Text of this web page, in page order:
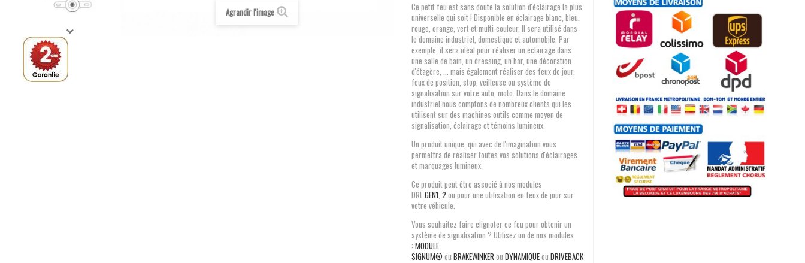
Agrandir l'image
Ce petit feu est sans doute la solution d'éclairage la plus
universelle qui soit ! Disponible en éclairage blanc, bleu,
rouge, orange, vert et multi-couleur, Il sera utilisé dans
le domaine industriel, domestique et automobile. Par
exemple, il sera idéal pour réaliser un éclairage dans
une salle de bain, un dressing, un bar, une décoration
d'étagère, ... mais également réaliser des feux de jour,
feux de position, stop, veilleuse ou système de
signalisation sur votre auto, moto. Dans le domaine
industriel nous comptons de nombreux clients qui les
utilisent sur des machines outils comme moyen de
signalisation, éclairage et témoins lumineux.
Un produit unique, qui avec de l'imagination vous
permettra de réaliser toutes vos solutions d'éclairages
et marquages lumineux.
Ce produit peut être associé à nos modules
DRLGEN1, 2 ou pour une utilisation en feux de jour sur
votre véhicule.
Vous souhaitez faire clignoter ce feu pour obtenir un
système de signalisation ? Utilisez un de nos modules
: MODULE
SIGNUM® ou BRAKEWINKERou DYNAMIQUEou DRIVEBACK